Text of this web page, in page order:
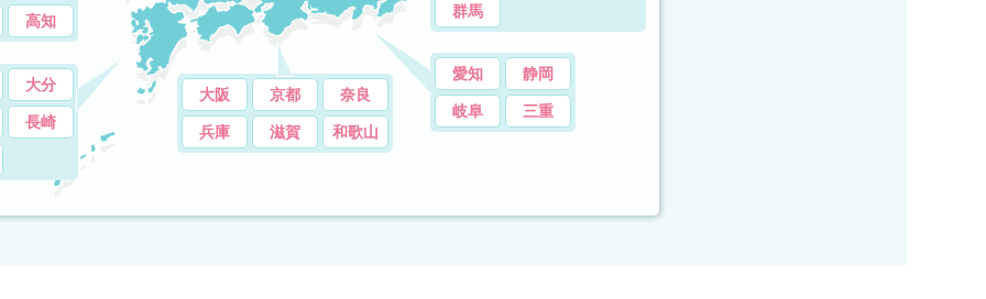
群馬
愛知 静岡
岐阜 三重
大阪 京都 奈良
兵庫 滋賀 和歌山
高知
大分
長崎